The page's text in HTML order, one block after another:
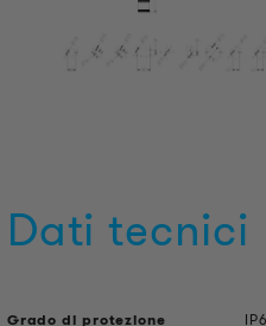
Dati tecnici
Grado di protezione